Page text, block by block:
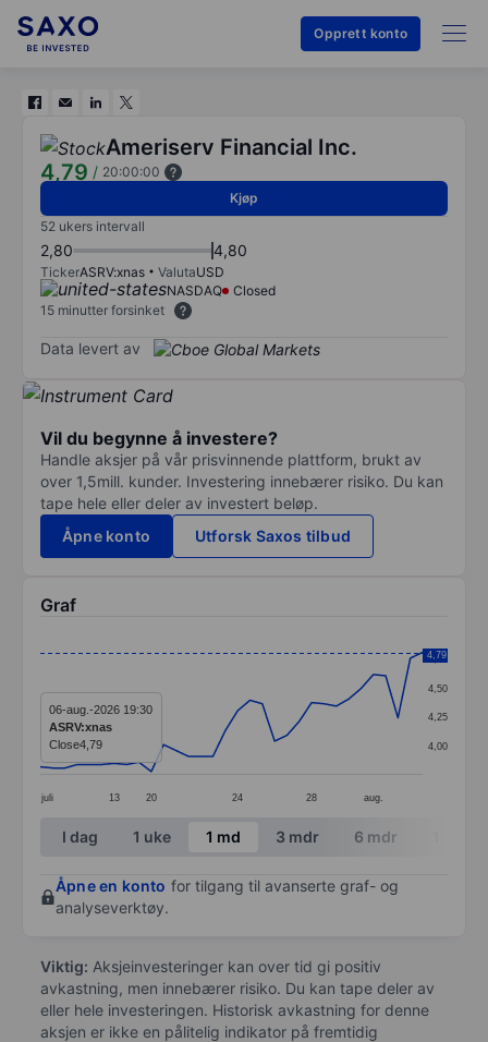
Opprett konto
Ameriserv Financial Inc.
4,79 / 20:00:00
Kjøp
52 ukers intervall
2,80 4,80
TickerASRV:xnas ValutaUSD
NASDAQ
Closed
15 minutter forsinket
Data levert av
Vil du begynne å investere?
Handle aksjer på vår prisvinnende plattform, brukt av
over 1,5mill. kunder. Investering innebærer risiko. Du kan
tape hele eller deler av investert beløp.
Åpne konto
Utforsk Saxos tilbud
Graf
The chart has 1 X axis displaying categories.
The chart has 1 Y axis displaying values. Data
juli 13 20 24 28 aug.
4,00
4,25
4,50
4,75
4,79
06-aug.-2026 19:30
ASRV:xnas
Close4,79
End of interactive chart.
I dag 1 uke 1 md 3 mdr 6 mdr
Åpne en konto for tilgang til avanserte graf- og
analyseverktøy.
Viktig: Aksjeinvesteringer kan over tid gi positiv
avkastning, men innebærer risiko. Du kan tape deler av
eller hele investeringen. Historisk avkastning for denne
aksjen er ikke en pålitelig indikator på fremtidig